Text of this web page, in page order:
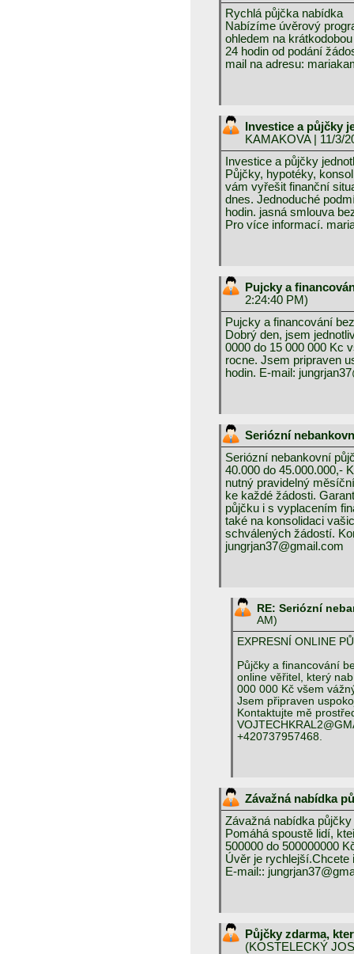
Rychlá půjčka nabídka
Nabízíme úvěrový
ohledem na
24 hodin od podání
mail na adresu:
Investice a půjčky
KAMAKOVA| 11/3/
Investice a půjčky
Půjčky, hypotéky,
vám vyřešit finanční
dnes. Jednoduché
hodin. jasná smlouva
Pro více informací.
Pujcky a
2:24:40 PM)
Pujcky a financování
Dobrý den, jsem
0000 do 15 000 000 Kc
rocne. Jsem pripraven
hodin. E-mail:
Seriózní
Seriózní nebankovní
40.000 do 45.000.000,-
nutný pravidelný
ke každé žádosti.
půjčku i s vyplacením
také na konsolidaci
schválených žádostí.
jungrjan37@gmail.com
RE: Seriózní
AM)
EXPRESNÍ ONLINE
Půjčky a financování
online věřitel, který
000 000 Kč všem
Jsem připraven
Kontaktujte mě
+420737957468.
Závažná nabídka
Závažná nabídka půjčky
Pomáhá spoustě lidí,
500000 do 500000000
Úvěr je rychlejší.Chcete
E-mail::
Půjčky zdarma,
(KOSTELECKÝ